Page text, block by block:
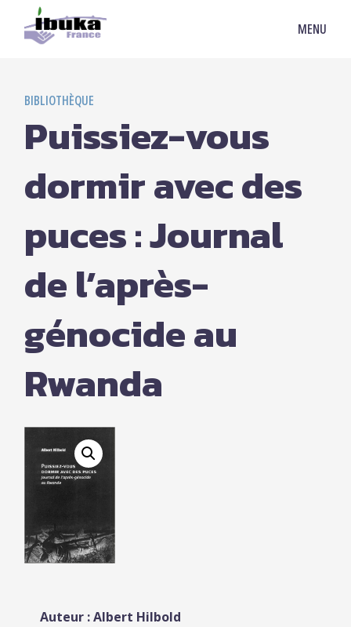
MENU
BIBLIOTHÈQUE
Puissiez-vous
dormir avec des
puces : Journal
de l’après-
génocide au
Rwanda
Auteur : Albert Hilbold